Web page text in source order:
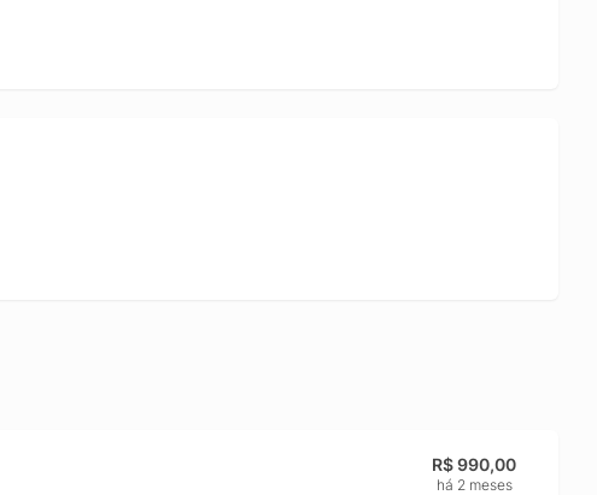
R$ 990,00
há 2 meses